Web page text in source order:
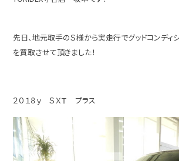
先日、地元取手のＳ様から実走行でグッドコンディ
を買取させて頂きました！
２０１８ｙ ＳＸＴ プラス